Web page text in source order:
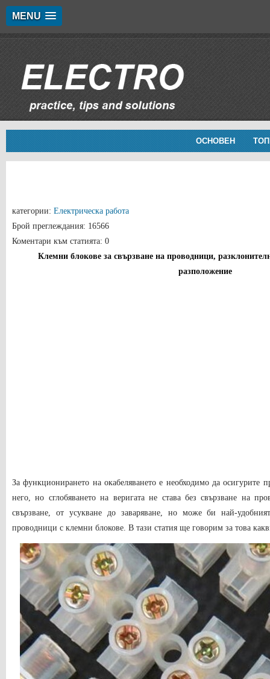
MENU
ОСНОВЕН
категории: Електрическа работа
Брой преглеждания: 16566
Коментари към статията: 0
Клемни блокове за свързване на проводници,
разположение
За функционирането на окабеляването е необходимо да осигурите
него, но сглобяването на веригата не става без свързване на
свързване, от усукване до заваряване, но може би най-
проводници с клемни блокове. В тази статия ще говорим за това